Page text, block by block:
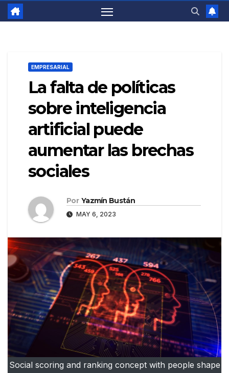
EMPRESARIAL
La falta de políticas
sobre inteligencia
artificial puede
aumentar las brechas
sociales
Por Yazmín Bustán
MAY 6, 2023
Social scoring and ranking concept with people shape